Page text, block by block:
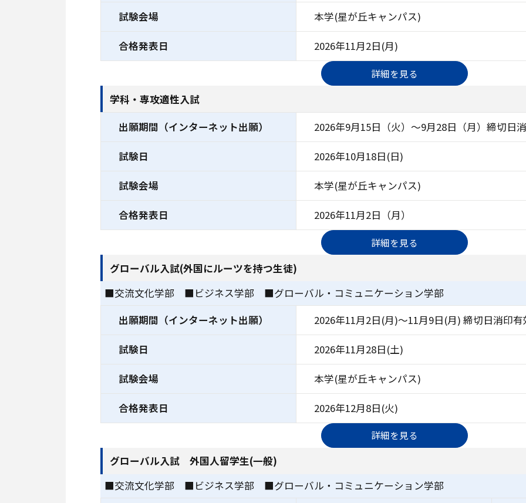
試験会場 本学(星が丘キャンパス)
合格発表日 2026年11月2日(月)
詳細を見る
学科・専攻適性入試
出願期間（インターネット出願）
2026年9月15日（火）～9月28日（月）締切日
試験日 2026年10月18日(日)
試験会場 本学(星が丘キャンパス)
合格発表日 2026年11月2日（月）
詳細を見る
グローバル入試(外国にルーツを持つ生徒)
■交流文化学部 ■ビジネス学部 ■グローバル・コミュニケーション学部
出願期間（インターネット出願）
2026年11月2日(月)～11月9日(月) 締切日消印有
試験日 2026年11月28日(土)
試験会場 本学(星が丘キャンパス)
合格発表日 2026年12月8日(火)
詳細を見る
グローバル入試 外国人留学生(一般)
■交流文化学部 ■ビジネス学部 ■グローバル・コミュニケーション学部